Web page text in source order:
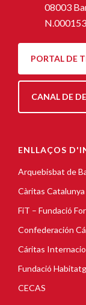
08003
PORTAL DE
CANAL DE
ENLLAÇOS
Arquebisbat de
Càritas Catalunya
FiT – Fundació
Confederación
Cáritas
Fundació
CECAS